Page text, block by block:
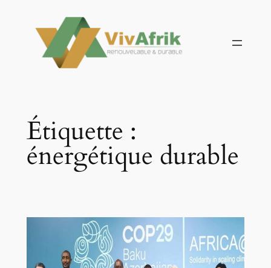
contenu
Étiquette :
énergétique durable